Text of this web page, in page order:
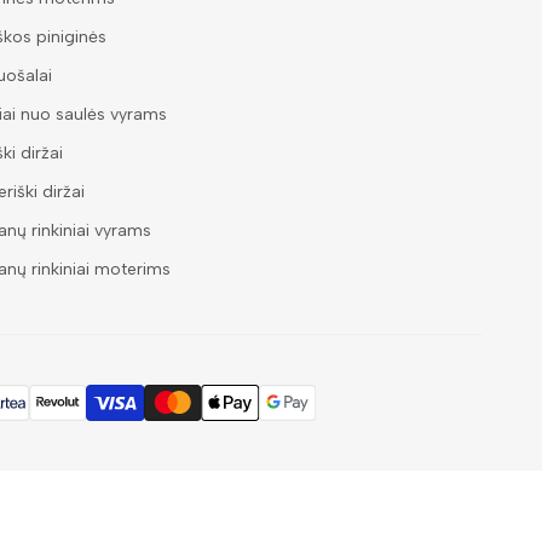
piniginės
nuo saulės vyrams
diržai
diržai
rinkiniai vyrams
rinkiniai moterims